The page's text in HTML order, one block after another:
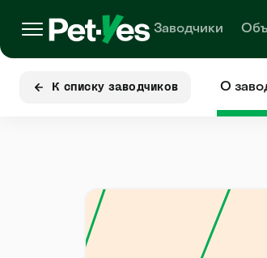
Заводчики
К списку заводчиков О